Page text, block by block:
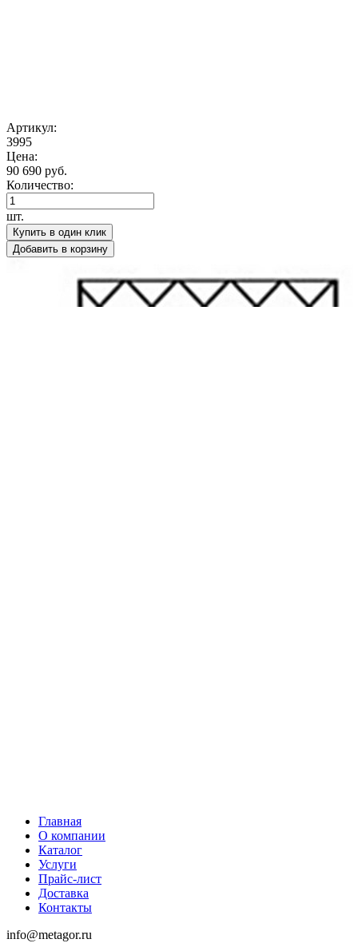
Артикул:
3995
Цена:
90 690 руб.
Количество:
шт.
Купить в один клик
Добавить в корзину
Главная
О компании
Каталог
Услуги
Прайс-лист
Доставка
Контакты
info@metagor.ru